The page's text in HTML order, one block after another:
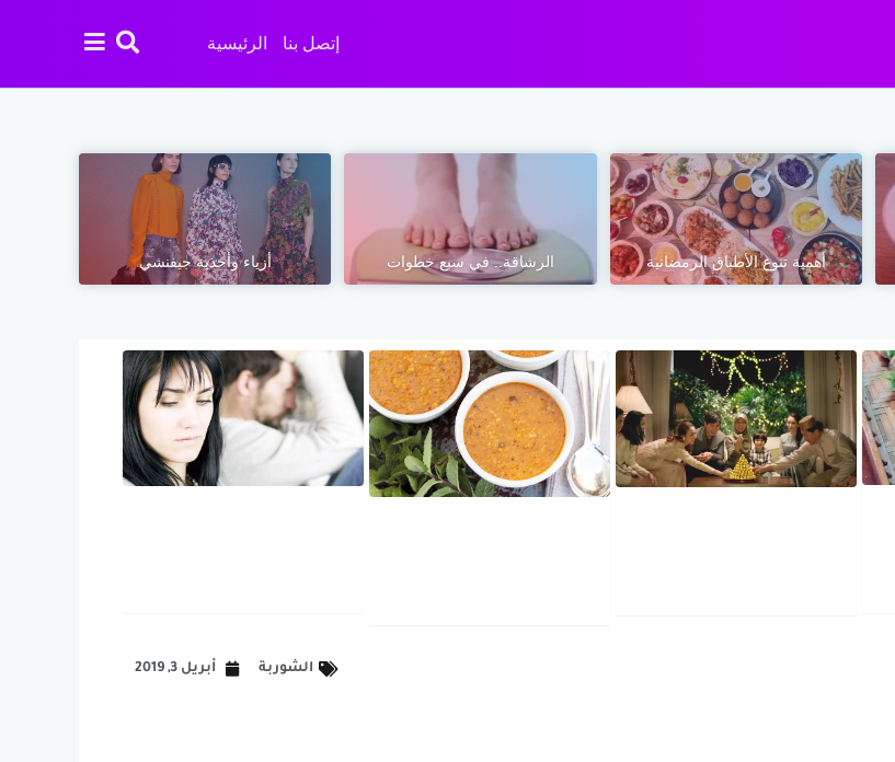
إتصل بنا الرئيسية
أهمية تنوع الأطباق الرمضانية الرشاقة‏..‏ في سبع خطوات‏ أزياء وأحذية جيفنشي
الشوربة أبريل 3, 2019